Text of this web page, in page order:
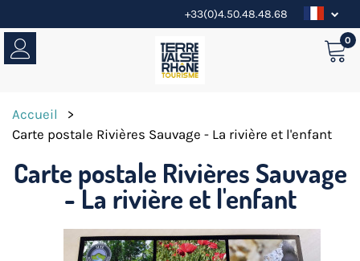
+33(0)4.50.48.48.68
0
Accueil
>
Carte postale Rivières Sauvage - La rivière et l'enfant
Carte postale Rivières Sauvage
- La rivière et l'enfant